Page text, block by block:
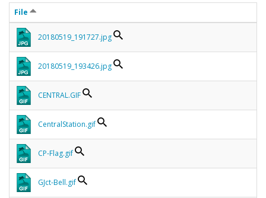
File
20180519_191727.jpg
20180519_193426.jpg
CENTRAL.GIF
CentralStation.gif
CP-Flag.gif
GJct-Bell.gif